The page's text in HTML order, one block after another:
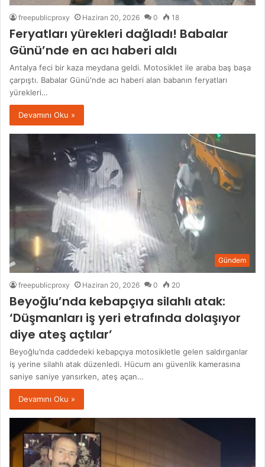
freepublicproxy Haziran 20, 2026 0 18
Feryatları yürekleri dağladı! Babalar
Günü’nde en acı haberi aldı
Antalya feci bir kaza meydana geldi. Motosiklet ile araba baş başa
çarpıştı. Babalar Günü'nde acı haberi alan babanın feryatları
yürekleri…
Devamını Oku »
Gündem
freepublicproxy Haziran 20, 2026 0 20
Beyoğlu’nda kebapçıya silahlı atak:
‘Düşmanları iş yeri etrafında dolaşıyor
diye ateş açtılar’
Beyoğlu’nda caddedeki kebapçıya motosikletle gelen saldırganlar
iş yerine silahlı atak düzenledi. Hücum anı güvenlik kamerasına
saniye saniye yansırken, ateş açan…
Devamını Oku »